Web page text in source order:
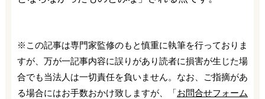
※この記事は専門家監修のもと慎重に執筆を行っておりま
すが、万が一記事内容に誤りがあり読者に損害が生じた場
合でも当法人は一切責任を負いません。なお、ご指摘があ
る場合にはお手数おかけ致しますが、「お問合せフォーム